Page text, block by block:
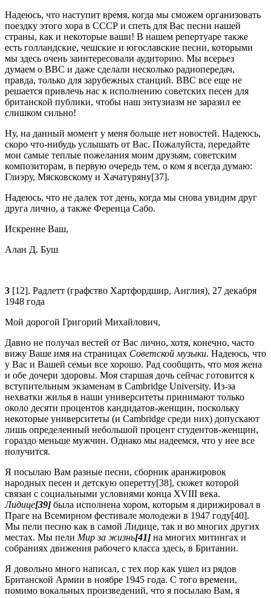
Надеюсь, что наступит время, когда мы сможем организовать
поездку этого хора в СССР и спеть для Вас песни нашей
страны, как и некоторые ваши! В нашем репертуаре также
есть голландские, чешские и югославские песни, которыми
мы здесь очень заинтересовали аудиторию. Мы всерьез
думаем о BBC и даже сделали несколько радиопередач,
правда, только для зарубежных станций. BBC все еще не
решается привлечь нас к исполнению советских песен для
британской публики, чтобы наш энтузиазм не заразил ее
слишком сильно!
Ну, на данный момент у меня больше нет новостей. Надеюсь,
скоро что-нибудь услышать от Вас. Пожалуйста, передайте
мои самые теплые пожелания моим друзьям, советским
композиторам, в первую очередь тем, о ком я всегда думаю:
Глиэру, Мясковскому и Хачатуряну[37].
Надеюсь, что не далек тот день, когда мы снова увидим друг
друга лично, а также Ференца Сабо.
Искренне Ваш,
Алан Д. Буш
3 [12]. Радлетт (графство Хартфордшир, Англия), 27 декабря
1948 года
Мой дорогой Григорий Михайлович,
Давно не получал вестей от Вас лично, хотя, конечно, часто
вижу Ваше имя на страницах Советской музыки. Надеюсь, что
у Вас и Вашей семьи все хорошо. Рад сообщить, что моя жена
и обе дочери здоровы. Моя старшая дочь сейчас готовится к
вступительным экзаменам в Cambridge University. Из-за
нехватки жилья в наши университеты принимают только
около десяти процентов кандидатов-женщин, поскольку
некоторые университеты (и Cambridge среди них) допускают
лишь определенный небольшой процент студентов-женщин,
гораздо меньше мужчин. Однако мы надеемся, что у нее все
получится.
Я посылаю Вам разные песни, сборник аранжировок
народных песен и детскую оперетту[38], сюжет которой
связан с социальными условиями конца XVIII века.
Лидице[39] была исполнена хором, которым я дирижировал в
Праге на Всемирном фестивале молодежи в 1947 году[40].
Мы пели песню как в самой Лидице, так и во многих других
местах. Мы пели Мир за жизнь[41] на многих митингах и
собраниях движения рабочего класса здесь, в Британии.
Я довольно много написал, с тех пор как ушел из рядов
Британской Армии в ноябре 1945 года. С того времени,
помимо вокальных произведений, что я посылаю Вам, я